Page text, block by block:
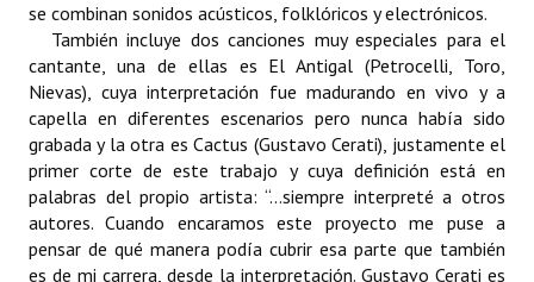
Resoluciones de Presidencia
INSTITUCIONAL
Antiguos Pobladores
Noticias Destacadas
Registros y Distinciones
Datos Históricos
se combinan sonidos acústicos, folklóricos y electrónicos.
También incluye dos canciones muy especiales para el
cantante, una de ellas es El Antigal (Petrocelli, Toro,
Nievas), cuya interpretación fue madurando en vivo y a
capella en diferentes escenarios pero nunca había sido
grabada y la otra es Cactus (Gustavo Cerati), justamente el
primer corte de este trabajo y cuya definición está en
palabras del propio artista: “…siempre interpreté a otros
autores. Cuando encaramos este proyecto me puse a
pensar de qué manera podía cubrir esa parte que también
es de mi carrera, desde la interpretación. Gustavo Cerati es